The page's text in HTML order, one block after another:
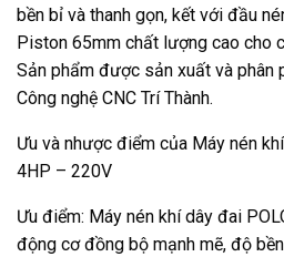
bền bỉ và thanh gọn, kết với đầu
Piston 65mm chất lượng cao cho
Sản phẩm được sản xuất và phân
Công nghệ CNC Trí Thành.
Ưu và nhược điểm của Máy nén
4HP – 220V
Ưu điểm: Máy nén khí dây đai
động cơ đồng bộ mạnh mẽ, độ